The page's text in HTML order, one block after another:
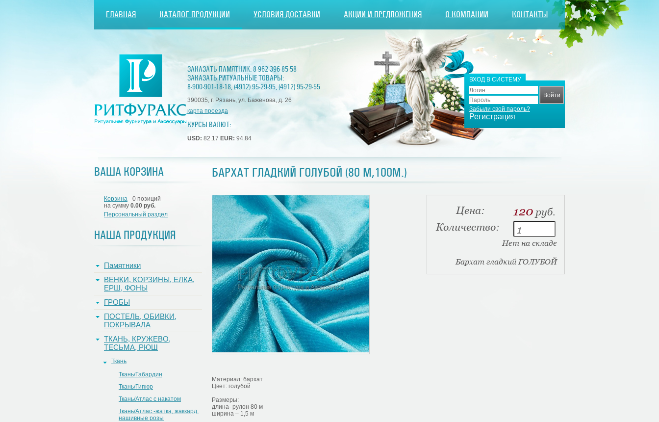
ГЛАВНАЯ КАТАЛОГ ПРОДУКЦИИ УСЛОВИЯ ДОСТАВКИ АКЦИИ И ПРЕДЛОЖЕНИЯ О КОМПАНИИ КОНТАКТЫ
ЗАКАЗАТЬ ПАМЯТНИК:8-962-396-85-58
ЗАКАЗАТЬ РИТУАЛЬНЫЕ ТОВАРЫ:
8-900-901-18-18,(4912) 95-29-95,(4912) 95-29-55
390035, г. Рязань, ул. Баженова, д. 26
карта проезда
КУРСЫ ВАЛЮТ:
USD: 82.17 EUR: 94.84
ВХОД В СИСТЕМУ
Забыли свой пароль?
Регистрация
ВАША КОРЗИНА
Корзина
0 позиций
на сумму 0.00 руб.
Персональный раздел
НАША ПРОДУКЦИЯ
Памятники
ВЕНКИ, КОРЗИНЫ, ЕЛКА,
ЕРШ, ФОНЫ
ГРОБЫ
ПОСТЕЛЬ, ОБИВКИ,
ПОКРЫВАЛА
ТКАНЬ, КРУЖЕВО,
ТЕСЬМА, РЮШ
Ткань
Ткань/Габардин
Ткань/Гипюр
Ткань/Атлас с накатом
Ткань/Атлас:-жатка, жаккард,
нашивные розы
БАРХАТ ГЛАДКИЙ ГОЛУБОЙ (80 М,100М.)
Цена: 120 руб.
Количество:
Нет на складе
Бархат гладкий ГОЛУБОЙ
Материал: бархат
Цвет: голубой
Размеры:
длина- рулон 80 м
ширина – 1,5 м